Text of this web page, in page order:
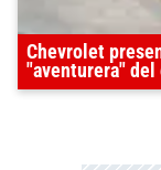
Chevrolet
"aventurera" del